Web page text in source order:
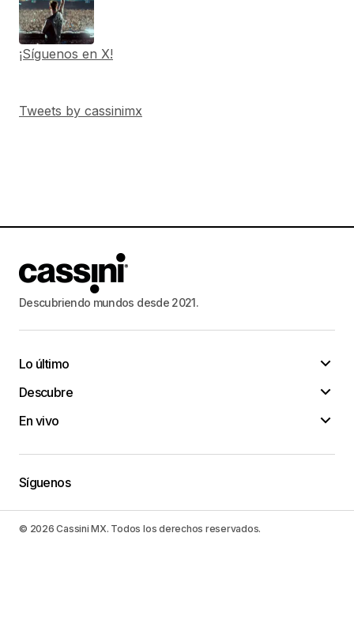
¡Síguenos en X!
Tweets by cassinimx
Descubriendo mundos desde 2021.
Lo último
Descubre
En vivo
Síguenos
© 2026 Cassini MX. Todos los derechos reservados.